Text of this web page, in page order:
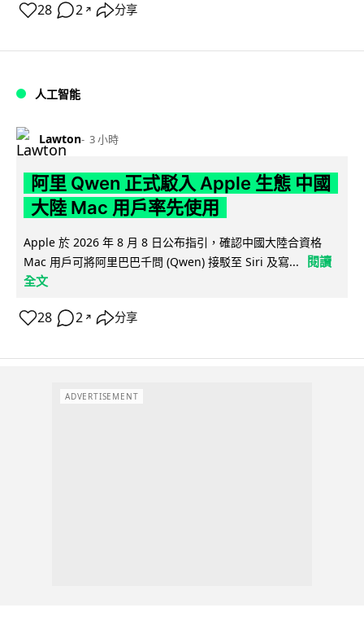
28 2 ↗ 分享
人工智能
Lawton 3 小時
阿里 Qwen 正式駁入 Apple 生態 中國
大陸 Mac 用戶率先使用
Apple 於 2026 年 8 月 8 日公布指引，確認中國大陸合資格
Mac 用戶可將阿里巴巴千問 (Qwen) 接駁至 Siri 及寫...
閱讀
全文
28 2 ↗ 分享
ADVERTISEMENT